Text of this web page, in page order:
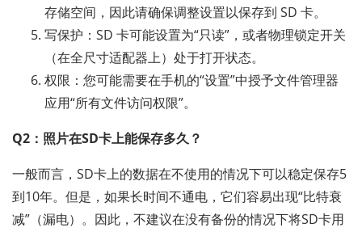
存储空间，因此请确保调整设置以保存到 SD 卡。
写保护：SD 卡可能设置为“只读”，或者物理锁定开关
（在全尺寸适配器上）处于打开状态。
权限：您可能需要在手机的“设置”中授予文件管理器
应用“所有文件访问权限”。
Q2：照片在SD卡上能保存多久？
一般而言，SD卡上的数据在不使用的情况下可以稳定保存5
到10年。但是，如果长时间不通电，它们容易出现“比特衰
减”（漏电）。因此，不建议在没有备份的情况下将SD卡用